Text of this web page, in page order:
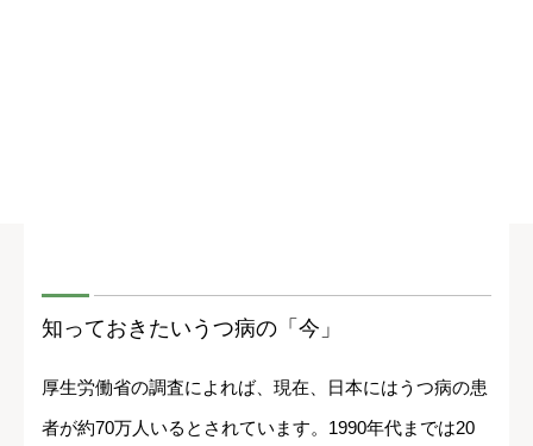
知っておきたいうつ病の「今」
厚生労働省の調査によれば、現在、日本にはうつ病の患
者が約70万人いるとされています。1990年代までは20